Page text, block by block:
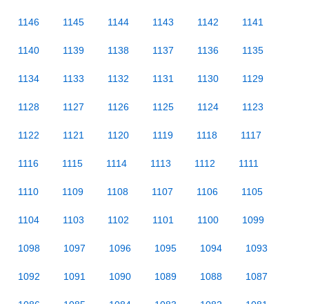
1146 1145 1144 1143 1142 1141
1140 1139 1138 1137 1136 1135
1134 1133 1132 1131 1130 1129
1128 1127 1126 1125 1124 1123
1122 1121 1120 1119 1118 1117
1116 1115 1114 1113 1112 1111
1110 1109 1108 1107 1106 1105
1104 1103 1102 1101 1100 1099
1098 1097 1096 1095 1094 1093
1092 1091 1090 1089 1088 1087